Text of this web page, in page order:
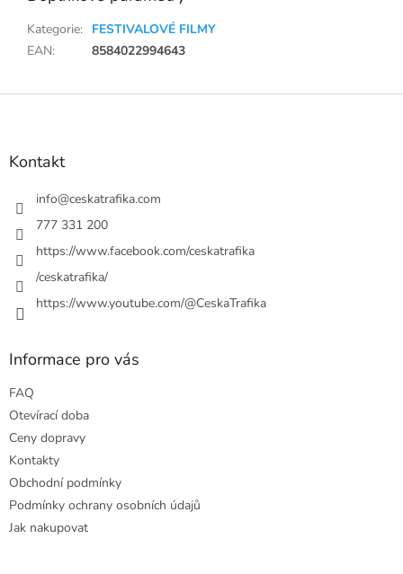
Kategorie: FESTIVALOVÉ FILMY
EAN: 8584022994643
Z
Kontakt
info@ceskatrafika.com
777 331 200
https://www.facebook.com/ceskatrafika
/ceskatrafika/
https://www.youtube.com/@CeskaTrafika
Informace pro vás
FAQ
Otevírací doba
Ceny dopravy
Kontakty
Obchodní podmínky
Podmínky ochrany osobních údajů
Jak nakupovat